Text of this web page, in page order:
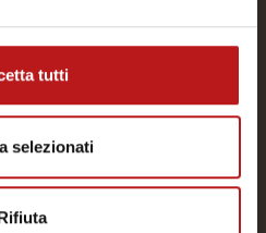
tutti
selezionati